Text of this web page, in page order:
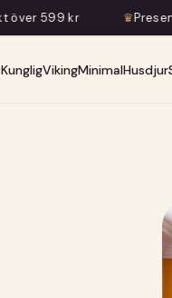
♛Presentförpackning
KungligVikingMinimalHusdjur